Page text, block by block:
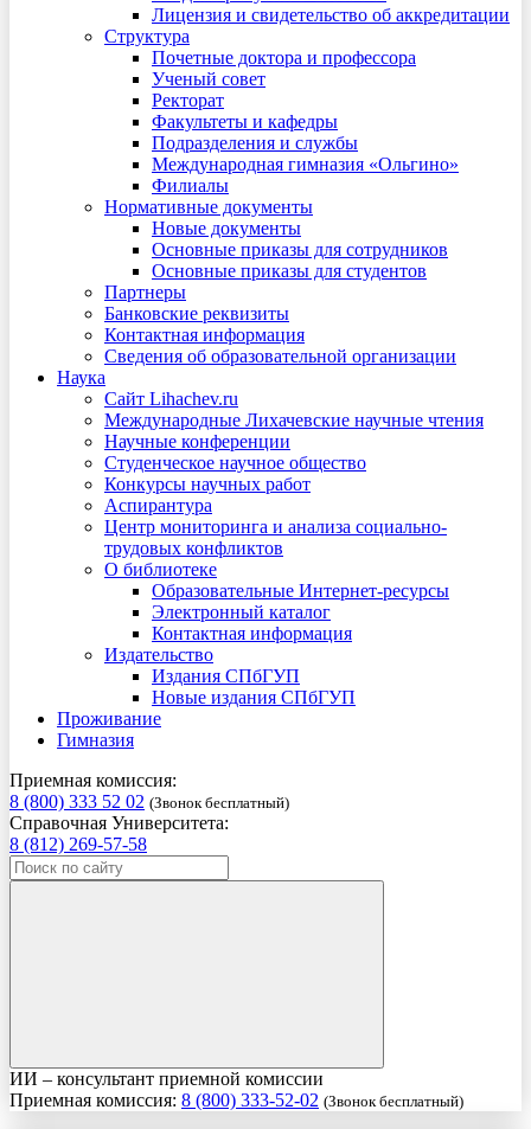
Лицензия и свидетельство об аккредитации
Структура
Почетные доктора и профессора
Ученый совет
Ректорат
Факультеты и кафедры
Подразделения и службы
Международная гимназия «Ольгино»
Филиалы
Нормативные документы
Новые документы
Основные приказы для сотрудников
Основные приказы для студентов
Партнеры
Банковские реквизиты
Контактная информация
Сведения об образовательной организации
Наука
Сайт Lihachev.ru
Международные Лихачевские научные чтения
Научные конференции
Студенческое научное общество
Конкурсы научных работ
Аспирантура
Центр мониторинга и анализа социально-
трудовых конфликтов
О библиотеке
Образовательные Интернет-ресурсы
Электронный каталог
Контактная информация
Издательство
Издания СПбГУП
Новые издания СПбГУП
Проживание
Гимназия
Приемная комиссия:
8 (800) 333 52 02 (Звонок бесплатный)
Справочная Университета:
8 (812) 269-57-58
ИИ – консультант приемной комиссии
Приемная комиссия: 8 (800) 333-52-02 (Звонок бесплатный)